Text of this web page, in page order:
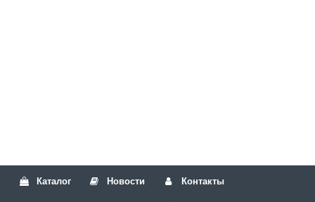
Каталог Новости Контакты